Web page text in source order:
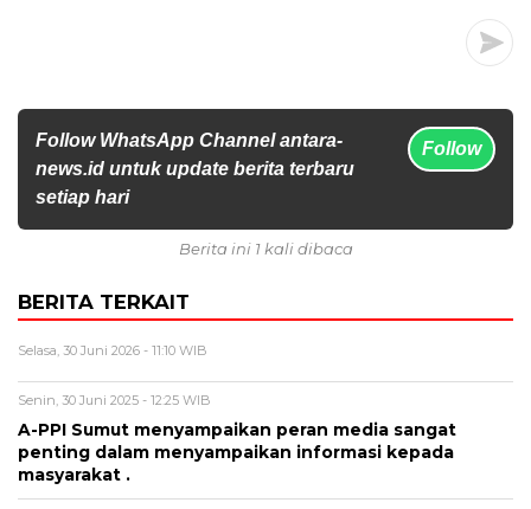
Follow WhatsApp Channel antara-
news.id untuk update berita terbaru
setiap hari
Follow
Berita ini 1 kali dibaca
BERITA TERKAIT
Selasa, 30 Juni 2026 - 11:10 WIB
Senin, 30 Juni 2025 - 12:25 WIB
A-PPI Sumut menyampaikan peran media sangat
penting dalam menyampaikan informasi kepada
masyarakat .